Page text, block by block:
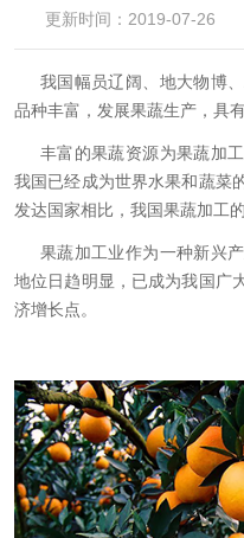
更新时间：2019-07-26
我国幅员辽阔、地大物博、
品种丰富，发展果蔬生产，具
丰富的果蔬资源为果蔬加工
我国已经成为世界水果和蔬菜
发达国家相比，我国果蔬加工
果蔬加工业作为一种新兴产
地位日趋明显，已成为我国广
济增长点。